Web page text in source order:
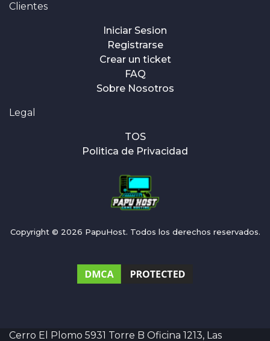
Clientes
Iniciar Sesion
Registrarse
Crear un ticket
FAQ
Sobre Nosotros
Legal
TOS
Politica de Privacidad
Copyright © 2026 PapuHost. Todos los derechos reservados.
Cerro El Plomo 5931 Torre B Oficina 1213, Las